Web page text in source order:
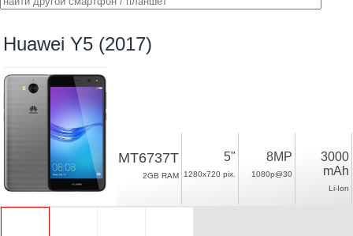
Huawei Y5 (2017)
MT6737T
2GB RAM
5"
1280x720 pix.
8MP
1080p@30
3000
mAh
Li-Ion